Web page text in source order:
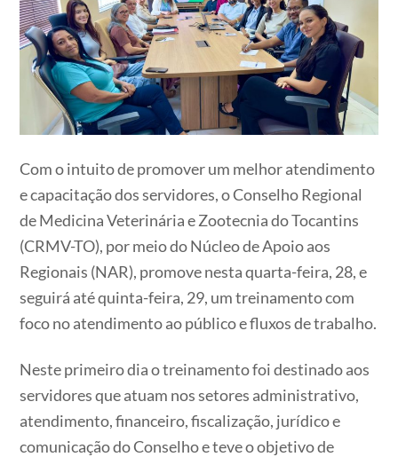
Com o intuito de promover um melhor atendimento
e capacitação dos servidores, o Conselho Regional
de Medicina Veterinária e Zootecnia do Tocantins
(CRMV-TO), por meio do Núcleo de Apoio aos
Regionais (NAR), promove nesta quarta-feira, 28, e
seguirá até quinta-feira, 29, um treinamento com
foco no atendimento ao público e fluxos de trabalho.
Neste primeiro dia o treinamento foi destinado aos
servidores que atuam nos setores administrativo,
atendimento, financeiro, fiscalização, jurídico e
comunicação do Conselho e teve o objetivo de